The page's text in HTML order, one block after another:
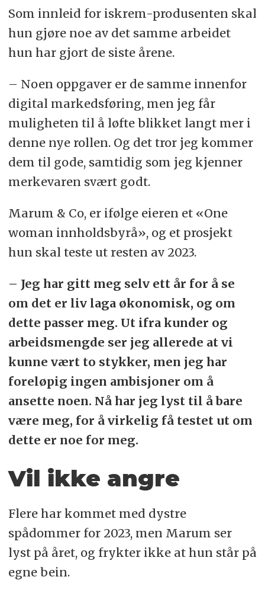
Som innleid for iskrem-produsenten skal
hun gjøre noe av det samme arbeidet
hun har gjort de siste årene.
– Noen oppgaver er de samme innenfor
digital markedsføring, men jeg får
muligheten til å løfte blikket langt mer i
denne nye rollen. Og det tror jeg kommer
dem til gode, samtidig som jeg kjenner
merkevaren svært godt.
Marum & Co, er ifølge eieren et «One
woman innholdsbyrå», og et prosjekt
hun skal teste ut resten av 2023.
– Jeg har gitt meg selv ett år for å se
om det er liv laga økonomisk, og om
dette passer meg. Ut ifra kunder og
arbeidsmengde ser jeg allerede at vi
kunne vært to stykker, men jeg har
foreløpig ingen ambisjoner om å
ansette noen. Nå har jeg lyst til å bare
være meg, for å virkelig få testet ut om
dette er noe for meg.
Vil ikke angre
Flere har kommet med dystre
spådommer for 2023, men Marum ser
lyst på året, og frykter ikke at hun står på
egne bein.